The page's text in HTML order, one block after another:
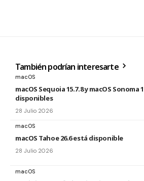
También podrían interesarte
macOS
macOS Sequoia 15.7.8 y macOS Sonoma
disponibles
28 Julio 2026
macOS
macOS Tahoe 26.6 está disponible
28 Julio 2026
macOS